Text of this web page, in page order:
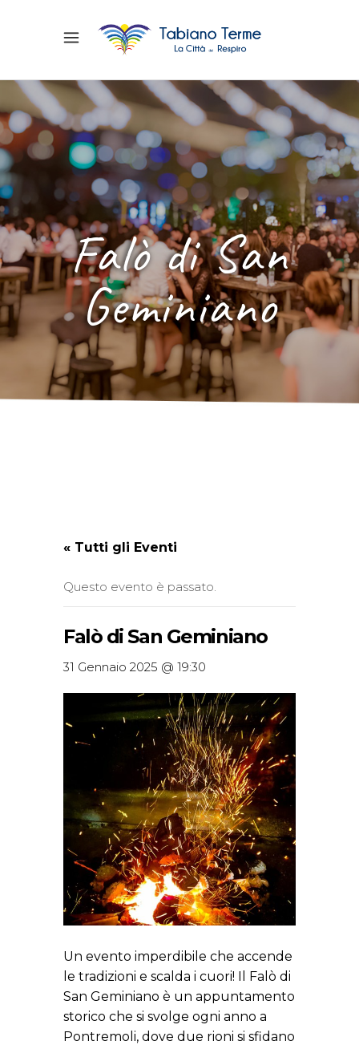
Falò di San
Geminiano
« Tutti gli Eventi
Questo evento è passato.
Falò di San Geminiano
31 Gennaio 2025 @ 19:30
Un evento imperdibile che accende
le tradizioni e scalda i cuori! Il Falò di
San Geminiano è un appuntamento
storico che si svolge ogni anno a
Pontremoli, dove due rioni si sfidano